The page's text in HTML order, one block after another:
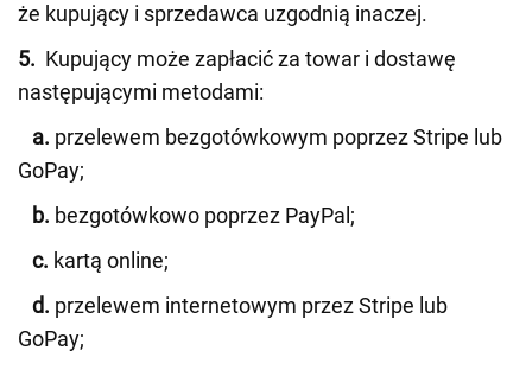
że kupujący i sprzedawca uzgodnią inaczej.
5. Kupujący może zapłacić za towar i dostawę
następującymi metodami:
a. przelewem bezgotówkowym poprzez Stripe lub
GoPay;
b. bezgotówkowo poprzez PayPal;
c. kartą online;
d. przelewem internetowym przez Stripe lub
GoPay;